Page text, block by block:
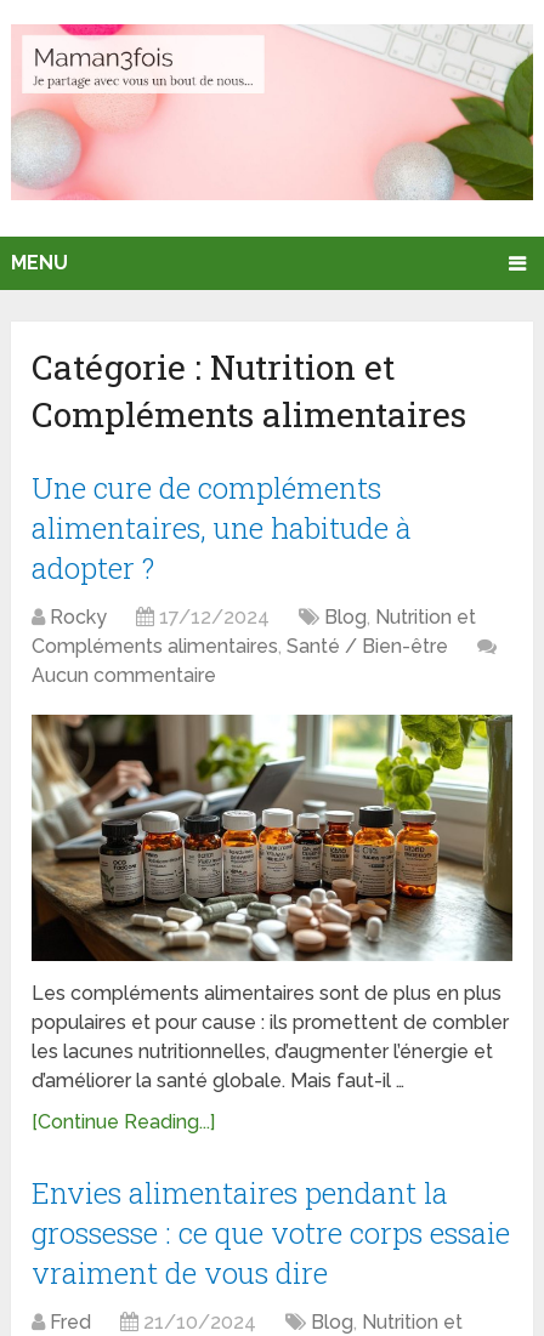
MENU
Catégorie : Nutrition et
Compléments alimentaires
Une cure de compléments
alimentaires, une habitude à
adopter ?
Rocky 17/12/2024 Blog, Nutrition et
Compléments alimentaires,Santé / Bien-être
Aucun commentaire
Les compléments alimentaires sont de plus en plus
populaires et pour cause : ils promettent de combler
les lacunes nutritionnelles, d’augmenter l’énergie et
d’améliorer la santé globale. Mais faut-il …
[Continue Reading...]
Envies alimentaires pendant la
grossesse : ce que votre corps essaie
vraiment de vous dire
Fred 21/10/2024 Blog, Nutrition et